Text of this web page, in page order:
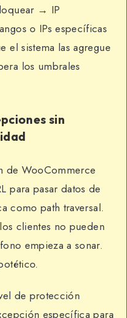
→ IP
o IPs específicas
el sistema las agregue
los umbrales
sin
de WooCommerce
para pasar datos de
como path traversal.
clientes no pueden
empieza a sonar.
de protección
específica para